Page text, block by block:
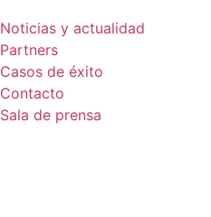
Noticias y actualidad
Partners
Casos de éxito
Contacto
Sala de prensa